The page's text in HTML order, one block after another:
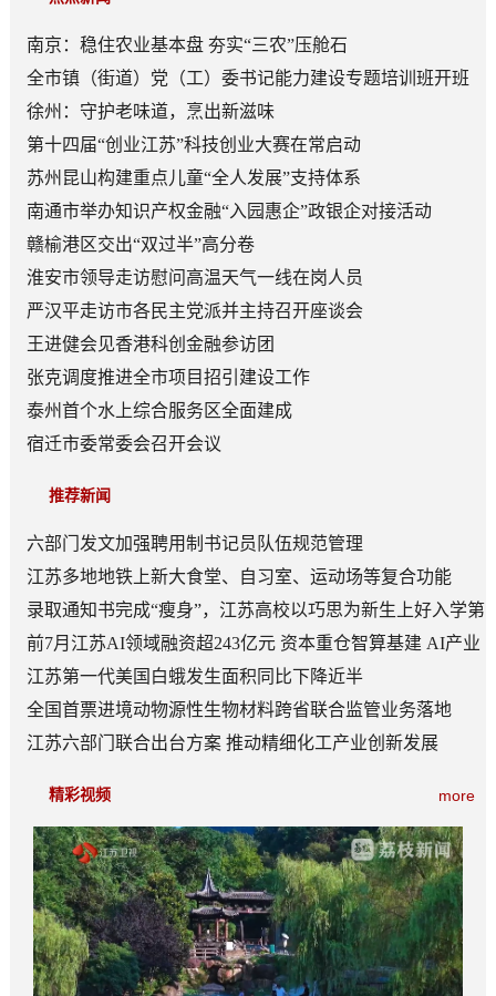
南京：稳住农业基本盘 夯实“三农”压舱石
全市镇（街道）党（工）委书记能力建设专题培训班开班
徐州：守护老味道，烹出新滋味
第十四届“创业江苏”科技创业大赛在常启动
苏州昆山构建重点儿童“全人发展”支持体系
南通市举办知识产权金融“入园惠企”政银企对接活动
赣榆港区交出“双过半”高分卷
淮安市领导走访慰问高温天气一线在岗人员
严汉平走访市各民主党派并主持召开座谈会
王进健会见香港科创金融参访团
张克调度推进全市项目招引建设工作
泰州首个水上综合服务区全面建成
宿迁市委常委会召开会议
推荐新闻
六部门发文加强聘用制书记员队伍规范管理
江苏多地地铁上新大食堂、自习室、运动场等复合功能
——从“客流通道”到“生活场景”
录取通知书完成“瘦身”，江苏高校以巧思为新生上好入学第
一课
前7月江苏AI领域融资超243亿元 资本重仓智算基建 AI产业
底盘夯实
江苏第一代美国白蛾发生面积同比下降近半
全国首票进境动物源性生物材料跨省联合监管业务落地
江苏六部门联合出台方案 推动精细化工产业创新发展
more
精彩视频